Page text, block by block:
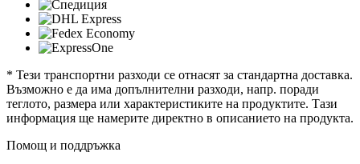
* Тези транспортни разходи се отнасят за стандартна доставка.
Възможно е да има допълнителни разходи, напр. поради
теглото, размера или характеристиките на продуктите. Тази
информация ще намерите директно в описанието на продукта.
Помощ и поддръжка